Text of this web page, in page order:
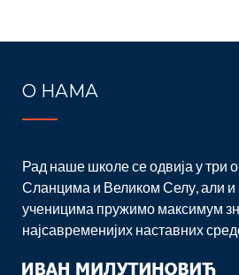
О НАМА
Рад наше школе се одвија у три
Сланцима и Великом Селу, али и
ученицима пружимо максимум
најсавременијих наставних